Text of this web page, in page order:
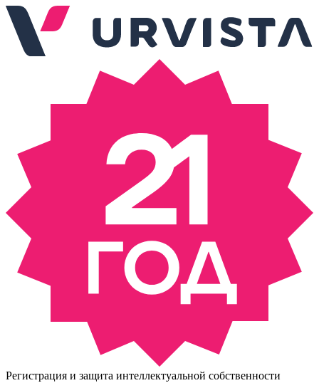
Регистрация и защита интеллектуальной собственности